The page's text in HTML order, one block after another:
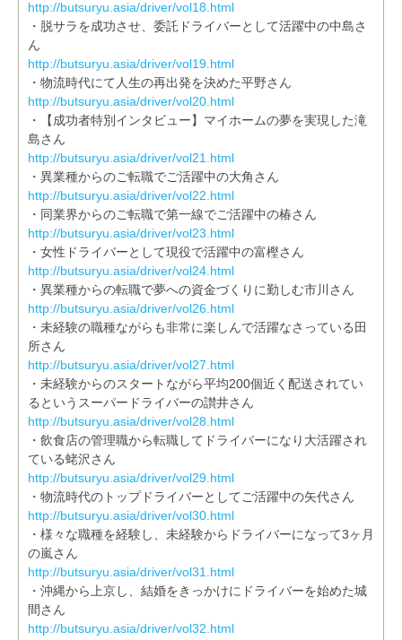
http://butsuryu.asia/driver/vol18.html
・脱サラを成功させ、委託ドライバーとして活躍中の中島さ
ん
http://butsuryu.asia/driver/vol19.html
・物流時代にて人生の再出発を決めた平野さん
http://butsuryu.asia/driver/vol20.html
・【成功者特別インタビュー】マイホームの夢を実現した滝
島さん
http://butsuryu.asia/driver/vol21.html
・異業種からのご転職でご活躍中の大角さん
http://butsuryu.asia/driver/vol22.html
・同業界からのご転職で第一線でご活躍中の椿さん
http://butsuryu.asia/driver/vol23.html
・女性ドライバーとして現役で活躍中の富樫さん
http://butsuryu.asia/driver/vol24.html
・異業種からの転職で夢への資金づくりに勤しむ市川さん
http://butsuryu.asia/driver/vol26.html
・未経験の職種ながらも非常に楽しんで活躍なさっている田
所さん
http://butsuryu.asia/driver/vol27.html
・未経験からのスタートながら平均200個近く配送されてい
るというスーパードライバーの讃井さん
http://butsuryu.asia/driver/vol28.html
・飲食店の管理職から転職してドライバーになり大活躍され
ている蛯沢さん
http://butsuryu.asia/driver/vol29.html
・物流時代のトップドライバーとしてご活躍中の矢代さん
http://butsuryu.asia/driver/vol30.html
・様々な職種を経験し、未経験からドライバーになって3ヶ月
の嵐さん
http://butsuryu.asia/driver/vol31.html
・沖縄から上京し、結婚をきっかけにドライバーを始めた城
間さん
http://butsuryu.asia/driver/vol32.html